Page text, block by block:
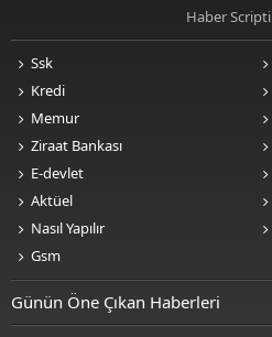
Haber Scripti
Ssk
Kredi
Memur
Ziraat Bankası
E-devlet
Aktüel
Nasıl Yapılır
Gsm
Günün Öne Çıkan Haberleri